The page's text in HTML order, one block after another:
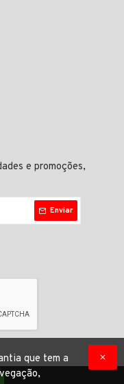
e promoções,
Enviar
que tem a